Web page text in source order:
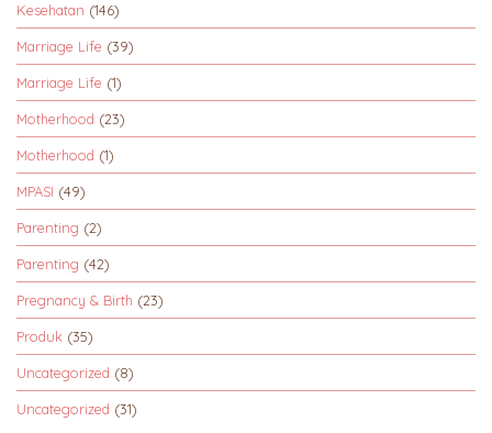
Kesehatan (146)
Marriage Life (39)
Marriage Life (1)
Motherhood (23)
Motherhood (1)
MPASI (49)
Parenting (2)
Parenting (42)
Pregnancy & Birth (23)
Produk (35)
Uncategorized (8)
Uncategorized (31)